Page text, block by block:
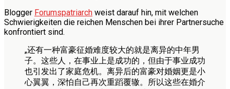
Blogger Forumspatriarch weist darauf hin, mit welchen
Schwierigkeiten die reichen Menschen bei ihrer Partnersuche
konfrontiert sind.
„还有一种富豪征婚难度较大的就是离异的中年男
子。这些人，在事业上是成功的，但由于事业成功
也引发出了家庭危机。离异后的富豪对婚姻更是小
心翼翼，深怕自己再次重蹈覆辙。所以这些在婚介